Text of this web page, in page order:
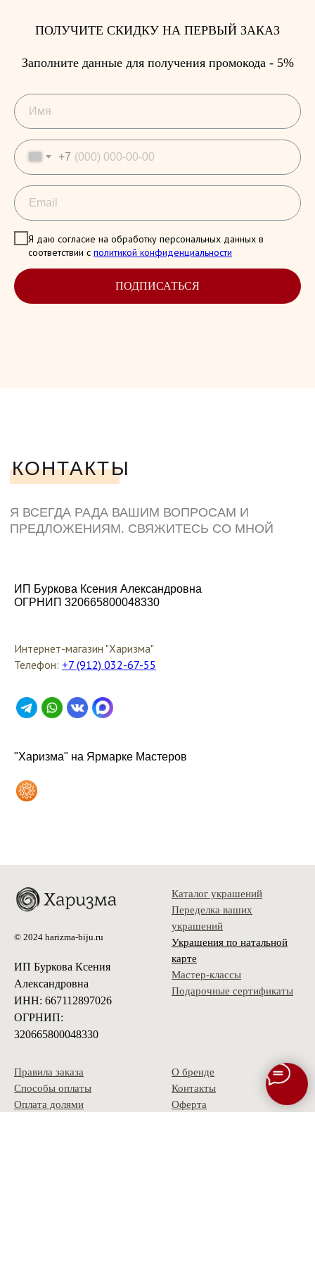
ПОЛУЧИТЕ СКИДКУ НА ПЕРВЫЙ ЗАКАЗ
Заполните данные для получения промокода - 5%
+7
Я даю согласие на обработку персональных данных в
соответствии с политикой конфиденциальности
ПОДПИСАТЬСЯ
ИП Буркова Ксения Александровна
ОГРНИП 320665800048330
Интернет-магазин "Харизма"
Телефон: +7 (912) 032-67-55
"Харизма" на Ярмарке Мастеров
© 2024 harizma-biju.ru
ИП Буркова Ксения
Александровна
ИНН: 667112897026
ОГРНИП:
320665800048330
Каталог украшений
Переделка ваших
украшений
Украшения по натальной
карте
Мастер-классы
Подарочные сертификаты
Правила заказа
Способы оплаты
Оплата долями
О бренде
Контакты
Оферта